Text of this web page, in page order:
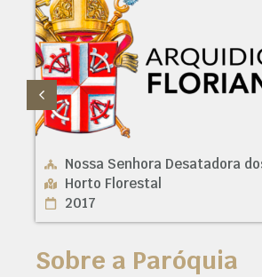
Nossa Senhora Desatadora
Horto Florestal
2017
Sobre a Paróquia